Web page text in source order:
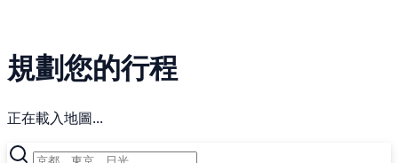
規劃您的行程
正在載入地圖...